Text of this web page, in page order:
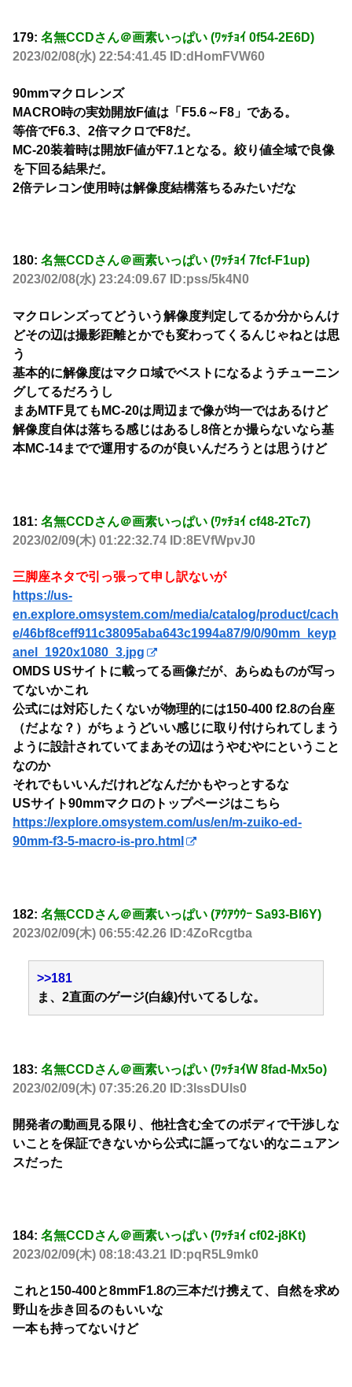
179: 名無CCDさん＠画素いっぱい (ﾜｯﾁｮｲ 0f54-2E6D)
2023/02/08(水) 22:54:41.45 ID:dHomFVW60
90mmマクロレンズ
MACRO時の実効開放F値は「F5.6～F8」である。
等倍でF6.3、2倍マクロでF8だ。
MC-20装着時は開放F値がF7.1となる。絞り値全域で良像
を下回る結果だ。
2倍テレコン使用時は解像度結構落ちるみたいだな
180: 名無CCDさん＠画素いっぱい (ﾜｯﾁｮｲ 7fcf-F1up)
2023/02/08(水) 23:24:09.67 ID:pss/5k4N0
マクロレンズってどういう解像度判定してるか分からんけ
どその辺は撮影距離とかでも変わってくるんじゃねとは思
う
基本的に解像度はマクロ域でベストになるようチューニン
グしてるだろうし
まあMTF見てもMC-20は周辺まで像が均一ではあるけど
解像度自体は落ちる感じはあるし8倍とか撮らないなら基
本MC-14までで運用するのが良いんだろうとは思うけど
181: 名無CCDさん＠画素いっぱい (ﾜｯﾁｮｲ cf48-2Tc7)
2023/02/09(木) 01:22:32.74 ID:8EVfWpvJ0
三脚座ネタで引っ張って申し訳ないが
https://us-
en.explore.omsystem.com/media/catalog/product/cach
e/46bf8ceff911c38095aba643c1994a87/9/0/90mm_keyp
anel_1920x1080_3.jpg
OMDS USサイトに載ってる画像だが、あらぬものが写っ
てないかこれ
公式には対応したくないが物理的には150-400 f2.8の台座
（だよな？）がちょうどいい感じに取り付けられてしまう
ように設計されていてまあその辺はうやむやにということ
なのか
それでもいいんだけれどなんだかもやっとするな
USサイト90mmマクロのトップページはこちら
https://explore.omsystem.com/us/en/m-zuiko-ed-
90mm-f3-5-macro-is-pro.html
182: 名無CCDさん＠画素いっぱい (ｱｳｱｳｳｰ Sa93-BI6Y)
2023/02/09(木) 06:55:42.26 ID:4ZoRcgtba
>>181
ま、2直面のゲージ(白線)付いてるしな。
183: 名無CCDさん＠画素いっぱい (ﾜｯﾁｮｲW 8fad-Mx5o)
2023/02/09(木) 07:35:26.20 ID:3lssDUls0
開発者の動画見る限り、他社含む全てのボディで干渉しな
いことを保証できないから公式に謳ってない的なニュアン
スだった
184: 名無CCDさん＠画素いっぱい (ﾜｯﾁｮｲ cf02-j8Kt)
2023/02/09(木) 08:18:43.21 ID:pqR5L9mk0
これと150-400と8mmF1.8の三本だけ携えて、自然を求め
野山を歩き回るのもいいな
一本も持ってないけど